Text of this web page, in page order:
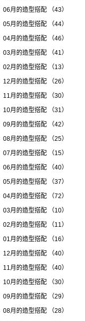
06月的造型搭配 （43）
05月的造型搭配 （44）
04月的造型搭配 （46）
03月的造型搭配 （41）
02月的造型搭配 （13）
12月的造型搭配 （26）
11月的造型搭配 （30）
10月的造型搭配 （31）
09月的造型搭配 （42）
08月的造型搭配 （25）
07月的造型搭配 （15）
06月的造型搭配 （40）
05月的造型搭配 （37）
04月的造型搭配 （72）
03月的造型搭配 （10）
02月的造型搭配 （11）
01月的造型搭配 （16）
12月的造型搭配 （40）
11月的造型搭配 （40）
10月的造型搭配 （30）
09月的造型搭配 （29）
08月的造型搭配 （28）